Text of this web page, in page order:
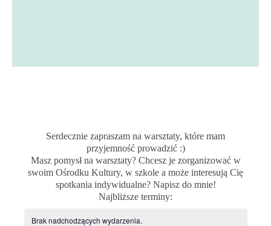
Serdecznie zapraszam na warsztaty, które mam
przyjemność prowadzić :)
Masz pomysł na warsztaty? Chcesz je zorganizować w
swoim Ośrodku Kultury, w szkole a może interesują Cię
spotkania indywidualne? Napisz do mnie!
Najbliższe terminy:
Brak nadchodzących wydarzenia.